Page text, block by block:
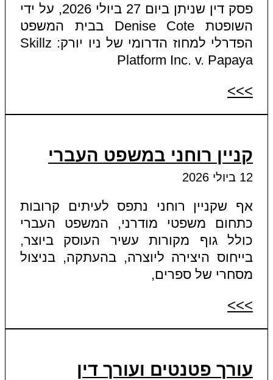
פסק דין שניתן ביום 27 ביולי 2026, על ידי
השופטת Denise Cote בבית המשפט
הפדרלי למחוז הדרומי של ניו יורק: Skillz
Platform Inc. v. Papaya
>>>
קניין רוחני במשפט העברי
12 ביולי 2026
אף שקניין רוחני נתפס לעיתים קרובות
כתחום משפטי מודרני, המשפט העברי
כולל גוף מקורות עשיר העוסק ביוצר,
בייחוס היצירה ליוצרה, בהעתקה, בניצול
מסחרי של ספרים,
>>>
עורך פטנטים ועורך דין